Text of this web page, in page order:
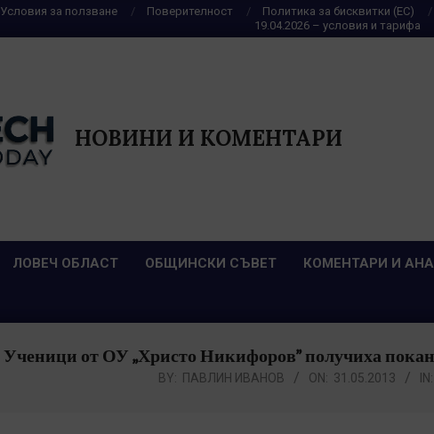
Условия за ползване Поверителност Политика за бисквитки (ЕС)
19.04.2026 – условия и тарифа
НОВИНИ И КОМЕНТАРИ
ЛОВЕЧ ОБЛАСТ ОБЩИНСКИ СЪВЕТ КОМЕНТАРИ И
Ученици от ОУ „Христо Никифоров” получиха
BY: ПАВЛИН ИВАНОВ ON: 31.05.2013 IN: